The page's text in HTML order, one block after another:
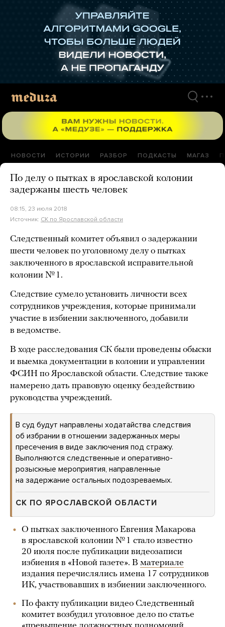
НОВОСТИ ИСТОРИИ РАЗБОР ПОДКАСТЫ МАГАЗ
По делу о пытках в ярославской колонии
задержаны шесть человек
08:15, 23 июля 2018
Источник: СК по Ярославской области
Следственный комитет объявил о задержании
шести человек по уголовному делу о пытках
заключенного в ярославской исправительной
колонии № 1.
Следствие сумело установить личности всех
сотрудников учреждения, которые принимали
участие в избиении заключенного, добавили
в ведомстве.
В ходе расследования СК были проведены обыски
и выемка документации в колонии и управлении
ФСИН по Ярославской области. Следствие также
намерено дать правовую оценку бездействию
руководства учреждений.
В суд будут направлены ходатайства следствия
об избрании в отношении задержанных меры
пресечения в виде заключения под стражу.
Выполняются следственные и оперативно-
розыскные мероприятия, направленные
на задержание остальных подозреваемых.
СК ПО ЯРОСЛАВСКОЙ ОБЛАСТИ
О пытках заключенного Евгения Макарова
в ярославской колонии № 1 стало известно
20 июля после публикации видеозаписи
избиения в «Новой газете». В материале
издания перечислялись имена 17 сотрудников
ИК, участвовавших в избиении заключенного.
По факту публикации видео Следственный
комитет возбудил уголовное дело по статье